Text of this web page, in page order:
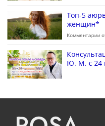
Топ-5
женщин*
Комментарии
Ю. М. с 24